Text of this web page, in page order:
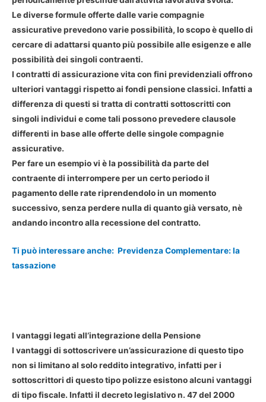
Le diverse formule offerte dalle varie compagnie
assicurative prevedono varie possibilità, lo scopo è quello di
cercare di adattarsi quanto più possibile alle esigenze e alle
possibilità dei singoli contraenti.
I contratti di assicurazione vita con fini previdenziali offrono
ulteriori vantaggi rispetto ai fondi pensione classici. Infatti a
differenza di questi si tratta di contratti sottoscritti con
singoli individui e come tali possono prevedere clausole
differenti in base alle offerte delle singole compagnie
assicurative.
Per fare un esempio vi è la possibilità da parte del
contraente di interrompere per un certo periodo il
pagamento delle rate riprendendolo in un momento
successivo, senza perdere nulla di quanto già versato, nè
andando incontro alla recessione del contratto.
Ti può interessare anche: Previdenza Complementare: la
tassazione
I vantaggi legati all’integrazione della Pensione
I vantaggi di sottoscrivere un’assicurazione di questo tipo
non si limitano al solo reddito integrativo, infatti per i
sottoscrittori di questo tipo polizze esistono alcuni vantaggi
di tipo fiscale. Infatti il decreto legislativo n. 47 del 2000